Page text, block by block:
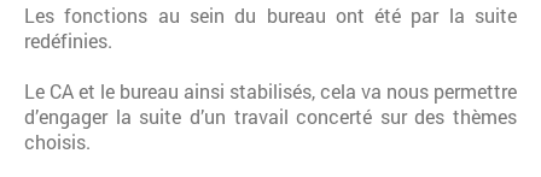
Les fonctions au sein du bureau ont été par la suite
redéfinies.
Le CA et le bureau ainsi stabilisés, cela va nous permettre
d’engager la suite d’un travail concerté sur des thèmes
choisis.